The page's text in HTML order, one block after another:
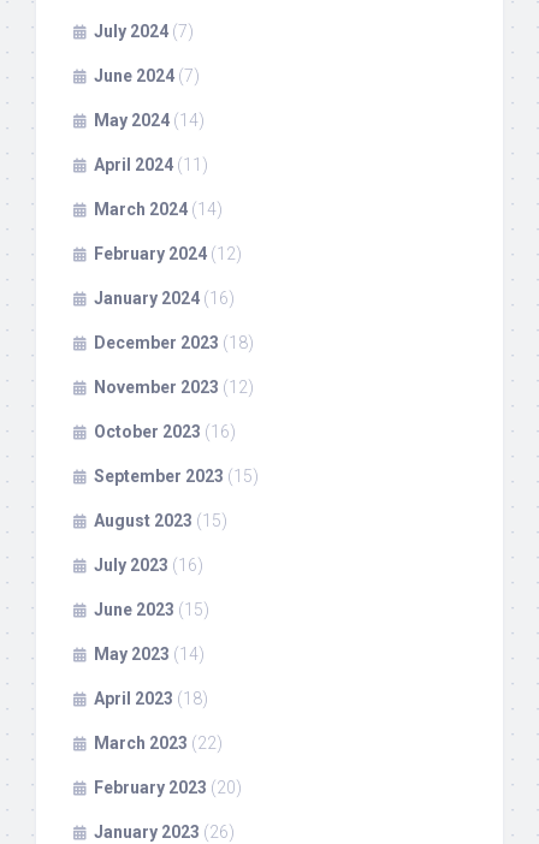
July 2024 (7)
June 2024 (7)
May 2024 (14)
April 2024 (11)
March 2024 (14)
February 2024 (12)
January 2024 (16)
December 2023 (18)
November 2023 (12)
October 2023 (16)
September 2023 (15)
August 2023 (15)
July 2023 (16)
June 2023 (15)
May 2023 (14)
April 2023 (18)
March 2023 (22)
February 2023 (20)
January 2023 (26)